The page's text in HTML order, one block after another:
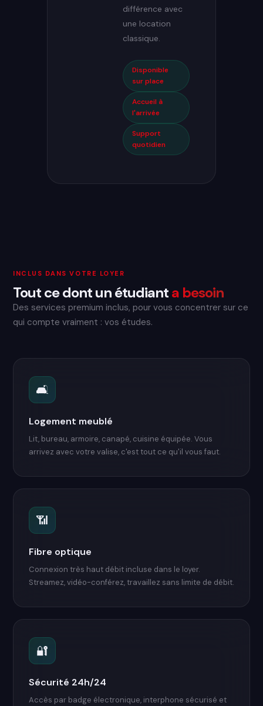
différence avec
une location
classique.
Disponible
sur place
Accueil à
l'arrivée
Support
quotidien
INCLUS DANS VOTRE LOYER
Tout ce dont un étudianta besoin
Des services premium inclus, pour vous concentrer sur ce
qui compte vraiment : vos études.
🛋️
Logement meublé
Lit, bureau, armoire, canapé, cuisine équipée. Vous
arrivez avec votre valise, c'est tout ce qu'il vous faut.
📶
Fibre optique
Connexion très haut débit incluse dans le loyer.
Streamez, vidéo-conférez, travaillez sans limite de débit.
🔐
Sécurité 24h/24
Accès par badge électronique, interphone sécurisé et